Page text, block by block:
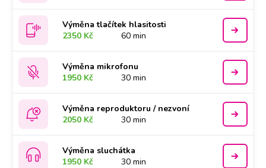
Výměna tlačítek hlasitosti
2350 Kč
60 min
Výměna mikrofonu
1950 Kč
30 min
Výměna reproduktoru / nezvoní
2050 Kč
30 min
Výměna sluchátka
1950 Kč
30 min